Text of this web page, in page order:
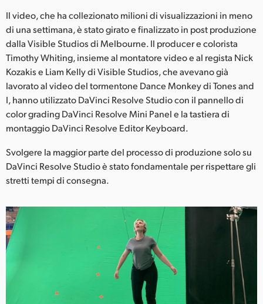
New Zealand
Norway
Poland
Portugal
Singapore
Spain
Ukraine
Il video, che ha collezionato milioni di visualizzazioni in meno
di una settimana, è stato girato e finalizzato in post produzione
dalla Visible Studios di Melbourne. Il producer e colorista
Timothy Whiting, insieme al montatore video e al regista Nick
Kozakis e Liam Kelly di Visible Studios, che avevano già
lavorato al video del tormentone Dance Monkey di Tones and
I, hanno utilizzato DaVinci Resolve Studio con il pannello di
color grading DaVinci Resolve Mini Panel e la tastiera di
montaggio DaVinci Resolve Editor Keyboard.
Svolgere la maggior parte del processo di produzione solo su
DaVinci Resolve Studio è stato fondamentale per rispettare gli
stretti tempi di consegna.